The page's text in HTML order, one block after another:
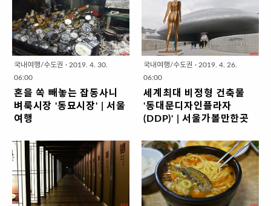
창전골 뿌시러 다녀왔습니다. 화훼
단지인 용인 남사에서 차로 10분거
리라서 가까워서 지난번에 소개했
던 '에르베 플라워 아울렛'을 다녀온
날 점심으로 먹었는데요. 쌀쌀한 겨
울 날씨에 뜨끈하고 얼큰한 국물이
아주 딱! 어울리는 '지금 먹어야..
요. 그런데 화훼단지는 봄!! 이더라
고요. 화초가 비싼 것도 있지만 저렴
한게 훨신 많기 때문에 적은 돈으로
예쁜 화초를 살 수 있어서 좋았습니
다. 경기 남부쪽에 사시는 식집사분
들이라면 반가운 정보가 될만한데
요. 양재동이나 일산보다는 가..
만, 저는 감히 먹거리 때문이라고 말
하겠어요. 오늘 그 코스를 알려드릴
게요. 먼저 공갈빵과 월병으로 사뿐
하게 시동을 건다. 다음은 달콤한 펑
리수를 에피타이저로 삼는다. 이제
가뿐하게 화덕만두를 먹는다. 식사
는 이제부터가 시작이다. 백년짜장,
요즘 뜨는 하얀 짬뽕과 짜장으로 식
나타운에서 뜨고 있는 탕후루로 입
가심하면 끝! 이 정도로는 부족하다
면 포츈쿠키로 오늘의 운세를 본 뒤,
코스를 다시 시작합시다. ㅎㅎㅎ 1.
공갈빵의 원조 '복래춘' 제목대로 우
고 하얀 짬뽕과 하얀 짜장이 나와서
다시 찾아가 봤어요. 손님이 많은 곳
은 언제나 새로운 메뉴를 개발하고
노력하는 모습으로 잊은 손님이 다
시 찾게 만드는 매력이 있네요. 개인
때는 주차도 어렵지 않고 사람이 이
렇게 많지 않았는데, 요즘은 그냥 전
철 타고 인천역 내려서 가는 게 정신
일제 강점기 시절 건축물을 그대로
유지보수하며 쓰고 있어요. 이곳이
중국인 조계지라 근처에 중국 사원
도 있고 볼 거리도 많아요. 물론 만
다복 주인장도 화교입니다. 화교 출
국내여행/수도권 · 2019. 4. 30.
06:00
혼을 쏙 빼놓는 잡동사니
벼룩시장 '동묘시장' | 서울
여행
물건을 파는 상점이 여러 곳 있습니
다. 황학동에는 만물시장, 신설동엔
풍물시장이 있습니다. 그리고 숭인
동에는 동묘 벼룩시장이라는 곳이
있어요. 원래 동묘는 의 관우를 모시
국내여행/수도권 · 2019. 4. 26.
06:00
세계최대 비정형 건축물
'동대문디자인플라자
(DDP)' | 서울가볼만한곳
주 가는 곳인데 동대문디자인플라
자(이하, DDP) 건축물은 지나가면
서 봤지만 한번도 제대로 봐야겠단
생각을 안했어요. 이번엔 대중교통
으로 찾은 김에 어떤 곳인가 들어가